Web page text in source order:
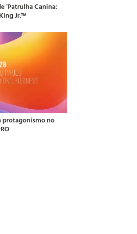
‘Patrulha Canina:
Jr.™
protagonismo no